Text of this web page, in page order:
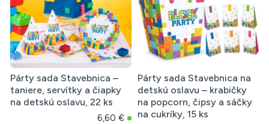
Párty sada Stavebnica –
taniere, servítky a čiapky
na detskú oslavu, 22 ks
6,60 €
Párty sada Stavebnica na
detskú oslavu – krabičky
na popcorn, čipsy a sáčky
na cukríky, 15 ks